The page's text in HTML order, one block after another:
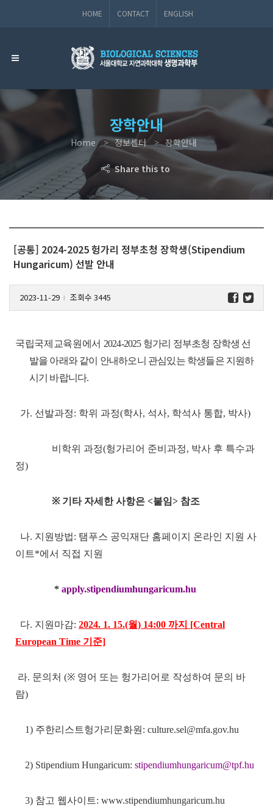
HOME CONTACT ENGLISH
장학안내
Home 정보센터 장학안내
Share this to
[공통] 2024-2025 헝가리 정부초청 장학생(Stipendium
Hungaricum) 선발 안내
2023-11-29 l 조회수 3445
국립국제교육원에서 2024-2025 헝가리 정부초청 장학생 선
발을 아래와 같이 안내하오니 관심있는 학생들은 지원하
시기 바랍니다.
가. 선발과정: 학위 과정(학사, 석사, 학석사 통합, 박사)
비학위 과정(헝가리어 준비과정, 박사 후 특수과
정)
※ 기타 자세한 사항은 <붙임> 참조
나. 지원방법: 탬푸스 공익재단 홈페이지 온라인 지원 사
이트*에서 직접 지원
* apply.stipendiumhungaricum.hu
다. 지원마감: 2024. 1. 15.(월) 14:00 까지 [Central
European Time 기준]
라. 문의처 (※ 영어 또는 헝가리어로 작성하여 문의 바
람)
1) 주한리스트헝가리문화원: culture.sel@mfa.gov.hu
2) Stipendium Hungaricum: stipendiumhungaricum@tpf.hu
3) 참고 웹사이트: www.stipendiumhungaricum.hu